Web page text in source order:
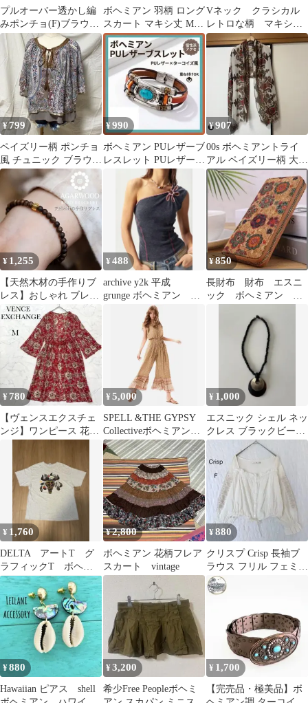
プルオーバー透かし編
みポンチョ(F)ブラウ
ン フリンジボヘミア
ン風
ボヘミアン 羽柄 ロング
スカート マキシ丈 M
黒 ブラック フレアスカ
ート
Vネック クラシカル
レトロな柄 マキシワ
ンピース ボヘミアン
¥799
ペイズリー柄 ポンチョ
風 チュニック ブラウス
ボヘミアン 平成 y2k
¥990
ボヘミアン PUレザーブ
レスレット PUレザー×
ターコイズ風 多層デザ
¥907
00s ボヘミアントライ
アル ペイズリー柄 大判
ストール ショールアー
カイブ
¥ 1,255
【天然木材の手作りブ
レス】おしゃれ ブレス
レット メンズ レディー
ス バングル NEK 天然
木材 ボヘミアン風 スピ
リチュアル エネルギー
アクセサリー プレゼン
ト ギフト 7986659
¥488
archive y2k 平成
grunge ボヘミアン ワ
ンショルダー
¥850
長財布 財布 エスニ
ック ボヘミアン
ク風 タイル調 人気
¥780
【ヴェンスエクスチェ
ンジ】ワンピース 花柄
¥5,000
SPELL &THE GYPSY
Collectiveボヘミアン柄
ジャンプスーツ
¥ 1,000
エスニック シェル ネッ
クレス ブラックビーズ
ボヘミアン アジアン リ
ゾート
¥ 1,760
DELTA アートT グ
ラフィックT ボヘミ
アン ネイティブ 水
彩画風 動物 花
¥2,800
ボヘミアン 花柄フレア
スカート vintage
¥880
クリスプ Crisp 長袖ブ
ラウス フリル フェミニ
ン ショート丈 ボヘミア
ン
¥880
Hawaiian ピアス shell
¥3,200
希少Free Peopleボヘミ
¥ 1,700
【完売品・極美品】ボ